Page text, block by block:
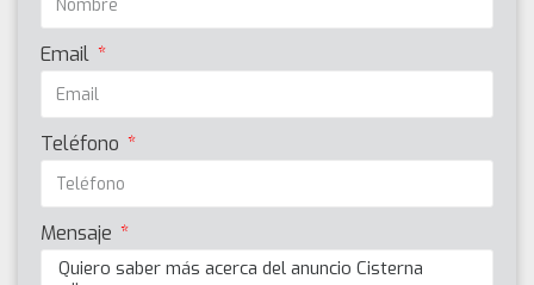
Email
Teléfono
Mensaje